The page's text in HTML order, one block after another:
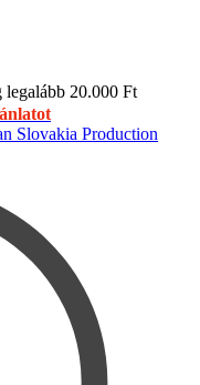
legalább 20.000 Ft